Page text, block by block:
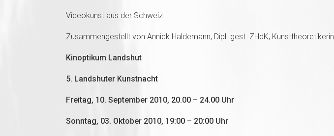
Videokunst aus der Schweiz
Zusammengestellt von Annick Haldemann, Dipl. gest. ZHdK, Kunsttheoretikerin
Kinoptikum Landshut
5. Landshuter Kunstnacht
Freitag, 10. September 2010, 20.00 – 24.00 Uhr
Sonntag, 03. Oktober 2010, 19:00 – 20:00 Uhr